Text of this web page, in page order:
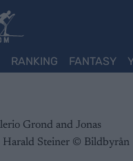
RANKING FANTASY